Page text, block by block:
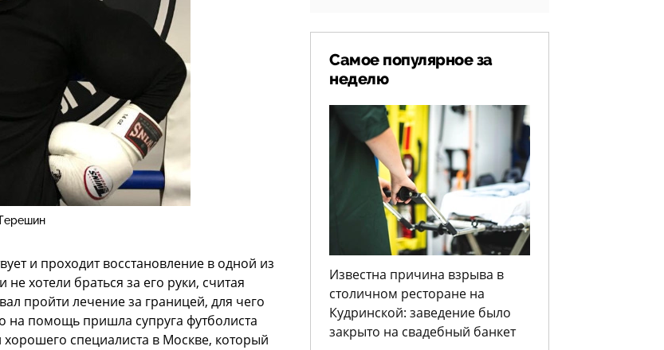
и проходит восстановление в одной из
хотели браться за его руки, считая
пройти лечение за границей, для чего
на помощь пришла супруга футболиста
специалиста в Москве, который
Самое популярное за
неделю
Известна причина взрыва в
столичном ресторане на
Кудринской: заведение было
закрыто на свадебный банкет